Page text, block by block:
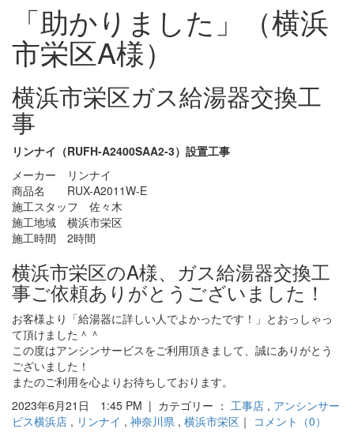
「助かりました」（横浜
市栄区A様）
横浜市栄区ガス給湯器交換工
事
リンナイ（RUFH-A2400SAA2-3）設置工事
メーカー リンナイ
商品名 RUX-A2011W-E
施工スタッフ 佐々木
施工地域 横浜市栄区
施工時間 2時間
横浜市栄区のA様、ガス給湯器交換工
事ご依頼ありがとうございました！
お客様より「給湯器に詳しい人でよかったです！」とおっしゃっ
て頂けました＾＾
この度はアンシンサービスをご利用頂きまして、誠にありがとう
ございました！
またのご利用を心よりお待ちしております。
2023年6月21日 1:45 PM | カテゴリー ： 工事店 , アンシンサー
ビス横浜店 , リンナイ , 神奈川県 , 横浜市栄区 ｜ コメント（0）